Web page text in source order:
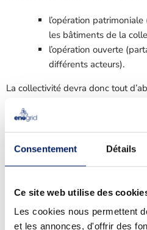
Consentement Détails
Ce site web utilise des
Les cookies nous permettent
et les annonces, d'offrir des
l’opération
les bâtiments de la
l’opération ouverte
différents acteurs).
La collectivité devra donc tout
l’opération. Les participants
appeléePersonne Morale
d’une opération.